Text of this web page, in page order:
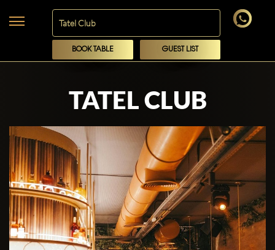
BOOK TABLE GUEST LIST
TATEL CLUB